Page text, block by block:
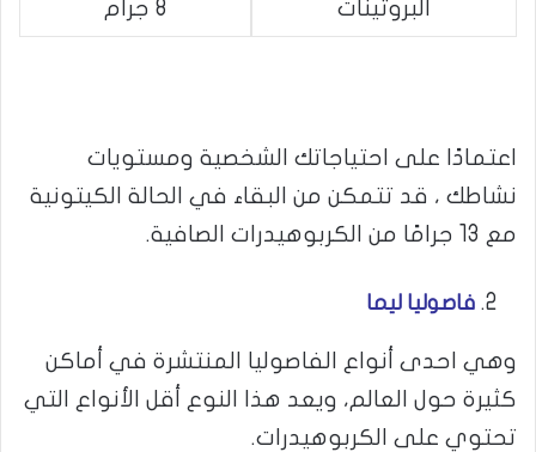
البروتينات 8 جرام
اعتمادًا على احتياجاتك الشخصية ومستويات
نشاطك ، قد تتمكن من البقاء في الحالة الكيتونية
مع 13 جرامًا من الكربوهيدرات الصافية.
فاصوليا ليما
وهي احدى أنواع الفاصوليا المنتشرة في أماكن
كثيرة حول العالم، ويعد هذا النوع أقل الأنواع التي
تحتوي على الكربوهيدرات.